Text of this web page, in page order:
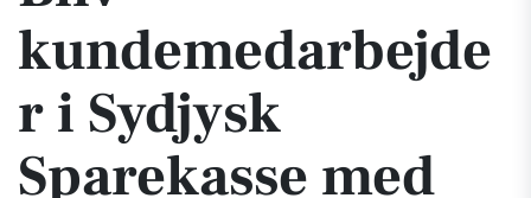
kundemedarbejde
r i Sydjysk
Sparekasse med